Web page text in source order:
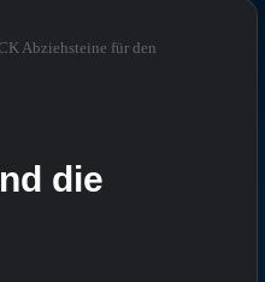
Abziehsteine für den
die